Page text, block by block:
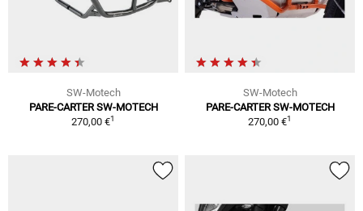
SW-Motech
PARE-CARTER SW-MOTECH
270,00 €1
SW-Motech
PARE-CARTER SW-MOTECH
270,00 €1